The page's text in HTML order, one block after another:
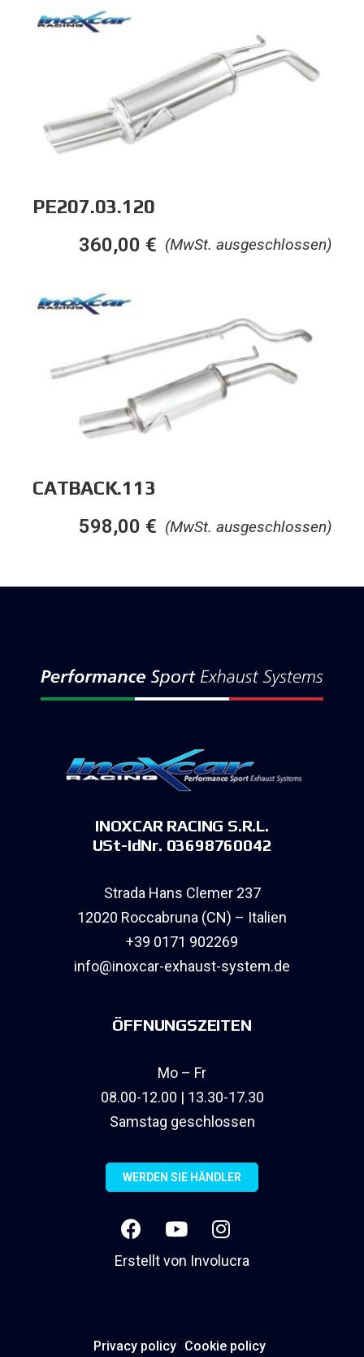
PE207.03.120
(MwSt. ausgeschlossen)
360,00 €
CATBACK.113
(MwSt. ausgeschlossen)
598,00 €
INOXCAR RACING S.R.L.
USt-IdNr. 03698760042
Strada Hans Clemer 237
12020 Roccabruna (CN) – Italien
+39 0171 902269
info@inoxcar-exhaust-system.de
ÖFFNUNGSZEITEN
Mo – Fr
08.00-12.00 | 13.30-17.30
Samstag geschlossen
WERDEN SIE HÄNDLER
Erstellt von Involucra
Privacy policy Cookie policy